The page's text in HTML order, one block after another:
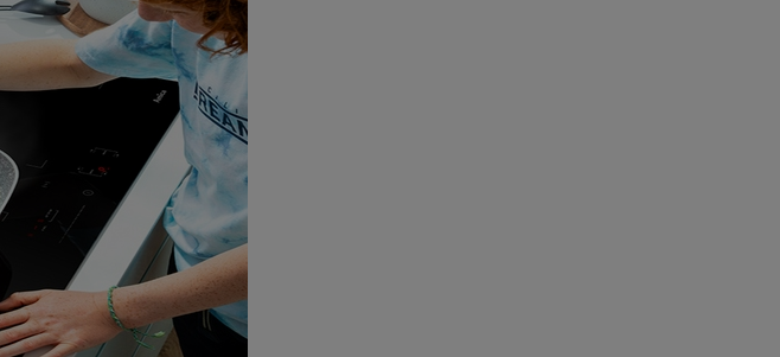
244L
LODÓWKA DO ZABUDOWY AMICA
BK2665.4I(E) 202L 157,4CM FLEXISHELF
CICHA PRACA
1 597,05 zł
do koszyka